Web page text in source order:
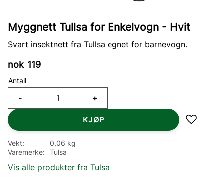
Myggnett Tullsa for Enkelvogn - Hvit
Svart insektnett fra Tullsa egnet for barnevogn.
nok 119
Antall
+
-
KJØP
Lagre
Vekt
0,06 kg
Varemerke
Tulsa
Vis alle produkter fra Tulsa